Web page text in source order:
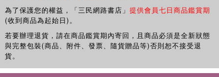
為了保護您的權益，「三民網路書店」 提供會員七日商品鑑賞期
(收到商品為起始日)。
若要辦理退貨，請在商品鑑賞期內寄回，且商品必須是全新狀態
與完整包裝(商品、附件、發票、隨貨贈品等)否則恕不接受退
貨。